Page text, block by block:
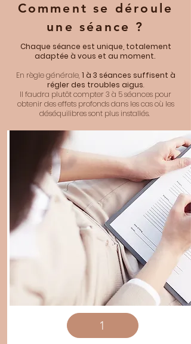
Comment se déroule
une séance ?
Chaque séance est unique, totalement
adaptée à vous et au moment.
En règle générale, 1 à 3 séances suffisent à
régler des troubles aigus.
Il faudra plutôt compter 3 à 5 séances pour
obtenir des effets profonds dans les cas où les
déséquilibres sont plus installés.
1